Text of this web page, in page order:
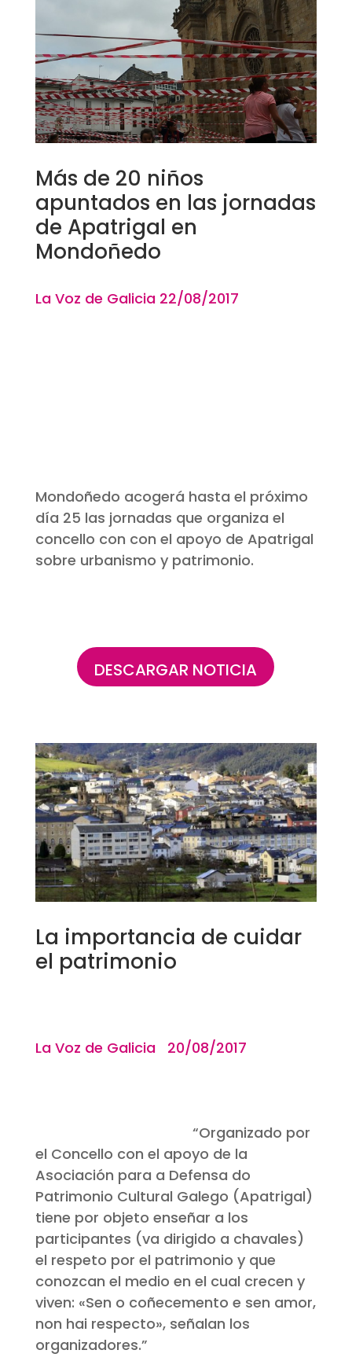
Más de 20 niños
apuntados en las jornadas
de Apatrigal en
Mondoñedo
La Voz de Galicia 22/08/2017
Mondoñedo acogerá hasta el próximo
día 25 las jornadas que organiza el
concello con con el apoyo de Apatrigal
sobre urbanismo y patrimonio.
DESCARGAR NOTICIA
La importancia de cuidar
el patrimonio
La Voz de Galicia 20/08/2017
“Organizado por
el Concello con el apoyo de la
Asociación para a Defensa do
Patrimonio Cultural Galego (Apatrigal)
tiene por objeto enseñar a los
participantes (va dirigido a chavales)
el respeto por el patrimonio y que
conozcan el medio en el cual crecen y
viven: «Sen o coñecemento e sen amor,
non hai respecto», señalan los
organizadores.”